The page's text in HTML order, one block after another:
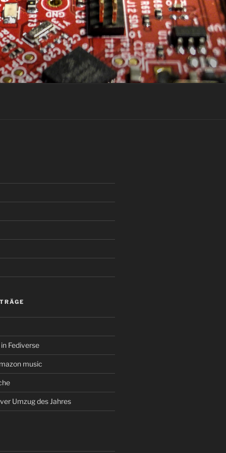
Fediverse
music
Umzug des Jahres